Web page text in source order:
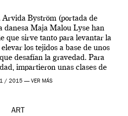
Arvida Byström (portada de
danesa Maja Malou Lyse han
que sirve tanto para levantar la
los tejidos a base de unos
desafían la gravedad. Para
impartieron unas clases de
en el Tate […]
/ 2015 — VER MÁS
ART